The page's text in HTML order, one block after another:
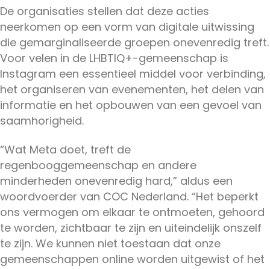
De organisaties stellen dat deze acties
neerkomen op een vorm van digitale uitwissing
die gemarginaliseerde groepen onevenredig treft.
Voor velen in de LHBTIQ+-gemeenschap is
Instagram een essentieel middel voor verbinding,
het organiseren van evenementen, het delen van
informatie en het opbouwen van een gevoel van
saamhorigheid.
“Wat Meta doet, treft de
regenbooggemeenschap en andere
minderheden onevenredig hard,” aldus een
woordvoerder van COC Nederland. “Het beperkt
ons vermogen om elkaar te ontmoeten, gehoord
te worden, zichtbaar te zijn en uiteindelijk onszelf
te zijn. We kunnen niet toestaan dat onze
gemeenschappen online worden uitgewist of het